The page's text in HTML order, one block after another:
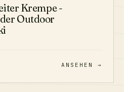
Krempe -
Outdoor
ANSEHEN →